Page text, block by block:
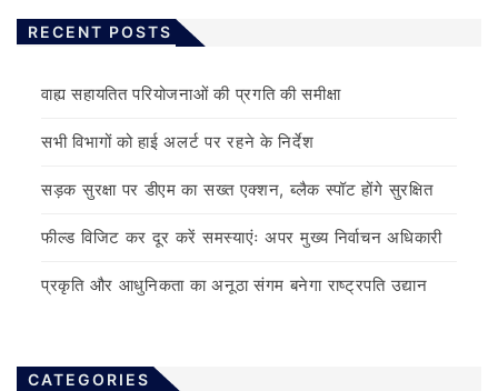
RECENT POSTS
वाह्य सहायतित परियोजनाओं की प्रगति की समीक्षा
सभी विभागों को हाई अलर्ट पर रहने के निर्देश
सड़क सुरक्षा पर डीएम का सख्त एक्शन, ब्लैक स्पॉट होंगे सुरक्षित
फील्ड विजिट कर दूर करें समस्याएंः अपर मुख्य निर्वाचन अधिकारी
प्रकृति और आधुनिकता का अनूठा संगम बनेगा राष्ट्रपति उद्यान
CATEGORIES